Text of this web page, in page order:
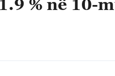
% në 10-